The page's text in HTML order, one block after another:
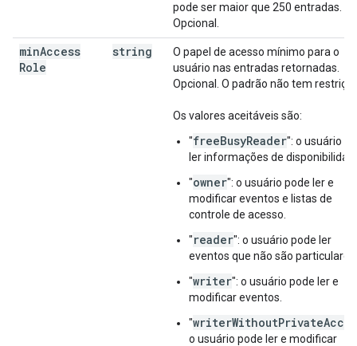
pode ser maior que 250 entradas.
Opcional.
minAccess
Role
string
O papel de acesso mínimo para o
usuário nas entradas retornadas.
Opcional. O padrão não tem
Os valores aceitáveis são:
"freeBusyReader": o usuário
ler informações de
"owner": o usuário pode ler e
modificar eventos e listas de
controle de acesso.
"reader": o usuário pode ler
eventos que não são particulares.
"writer": o usuário pode ler e
modificar eventos.
"
o usuário pode ler e modificar